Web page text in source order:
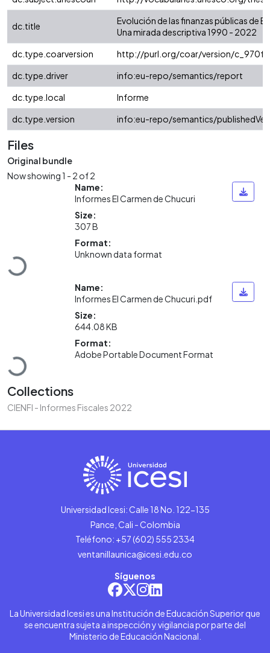
dc.title
Evolución de las finanzas públicas de
Una mirada descriptiva 1990 - 2022
dc.type.coarversion
http://purl.org/coar/version/
dc.type.driver
info:eu-repo/semantics/report
dc.type.local
Informe
dc.type.version
info:eu-repo/semantics/
Files
Original bundle
Now showing1 - 2 of 2
Loading...
Name:
Informes El Carmen de Chucuri
Size:
307 B
Format:
Unknown data format
Loading...
Name:
Informes El Carmen de Chucuri.pdf
Size:
644.08 KB
Format:
Adobe Portable Document Format
Collections
CIENFI - Informes Fiscales 2022
Universidad Icesi: Calle 18 No. 122-135
Pance, Cali - Colombia
Teléfono: +57 (602) 555 2334
ventanillaunica@icesi.edu.co
Síguenos
La Universidad Icesi es una Institución de Educación Superior que
se encuentra sujeta a inspección y vigilancia por parte del
Ministerio de Educación Nacional.